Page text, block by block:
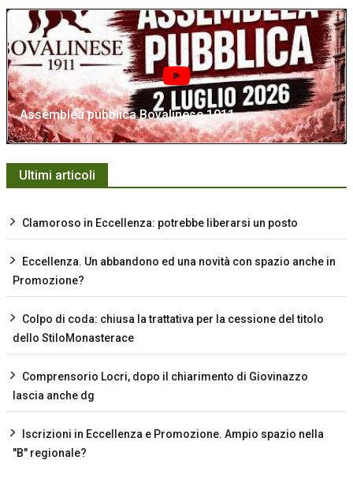
Assemblea pubblica Bovalinese 1911
Ultimi articoli
Clamoroso in Eccellenza: potrebbe liberarsi un posto
Eccellenza. Un abbandono ed una novità con spazio anche in
Promozione?
Colpo di coda: chiusa la trattativa per la cessione del titolo
dello StiloMonasterace
Comprensorio Locri, dopo il chiarimento di Giovinazzo
lascia anche dg
Iscrizioni in Eccellenza e Promozione. Ampio spazio nella
"B" regionale?